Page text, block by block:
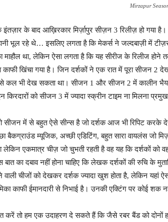
Mirzapur
के बाद आख़िरकार मिर्ज़ापुर सीज़न 3 रिलीज़ हो गया
भूल रहे थे… इसलिए लगता है कि मेकर्स ने जल्दबाज़ी में
माहौल था, लेकिन ऐसा लगता है कि यह सीरीज के रिलीज होने
काफी खिंचा गया है। जिन दर्शकों ने एक रात में पूरा सीजन 2
भी देख सकता था। सीजन 1 और सीजन 2 में कालीन भैया
किरदारों को सीजन 3 में ज्यादा स्क्रीन टाइम ना मिलना
सीजन में से बहुत ऐसे सीन्स है जो दर्शक आज भी रिपिट
बैकग्राउंड म्यूजिक, अच्छी एडिटिंग, बहुत सारा वायलंस जो
लेकिन एकमात्र चीज़ जो चुभती रहती है वह यह कि दर्शकों को
का दबाव नहीं होना चाहिए कि लेखक दर्शकों की रुचि के
वाली चीजों को देखकर दर्शक ज्यादा खुश होता है, लेकिन यहां
काफी ईमानदारी से निभाई है। उनकी एक्टिंग पर कोई शक
करें तो हम एक उदाहरण दे सकते हैं कि जैसे रबर बैंड को दोनों